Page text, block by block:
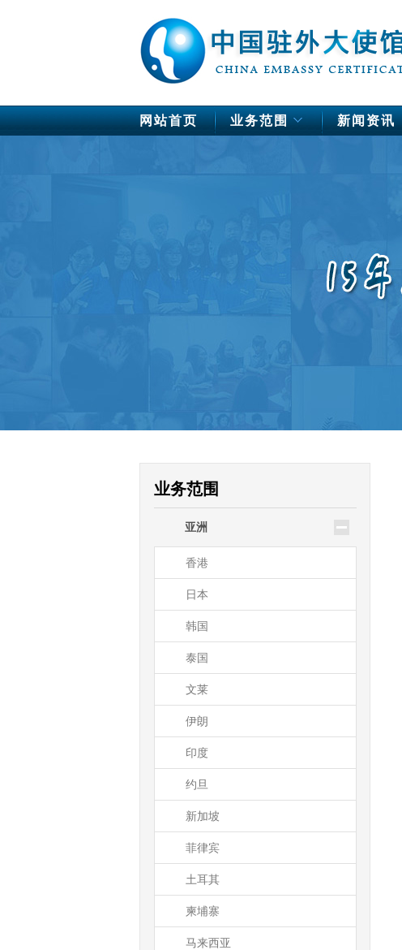
网站首页 业务范围 新闻资讯
挪威
新西兰
帕劳
瑙鲁
基里巴斯
业务范围
亚洲
香港
日本
韩国
泰国
文莱
伊朗
印度
约旦
新加坡
菲律宾
土耳其
柬埔寨
马来西亚